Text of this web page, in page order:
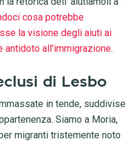
cosa potrebbe
la visione degli aiuti ai
all’immigrazione.
di Lesbo
in tende, suddivise
Siamo a Moria,
migranti tristemente noto